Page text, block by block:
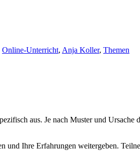
Online-Unterricht, Anja Koller, Themen
aus. Je nach Muster und
und Ihre Erfahrungen weitergeben.